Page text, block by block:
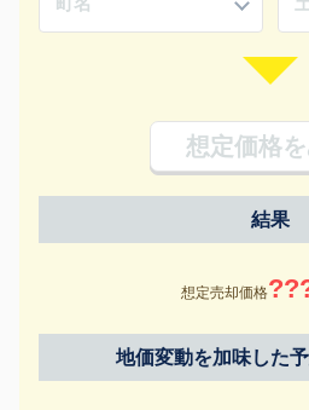
想定価格
結果
想定売却価格
地価変動を加味した